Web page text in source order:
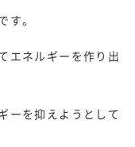
。
エネルギーを作り出
ーを抑えようとして